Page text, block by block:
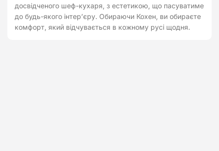
досвідченого шеф-кухаря, з естетикою, що пасуватиме
до будь-якого інтер’єру. Обираючи Кохен, ви обираєте
комфорт, який відчувається в кожному русі щодня.